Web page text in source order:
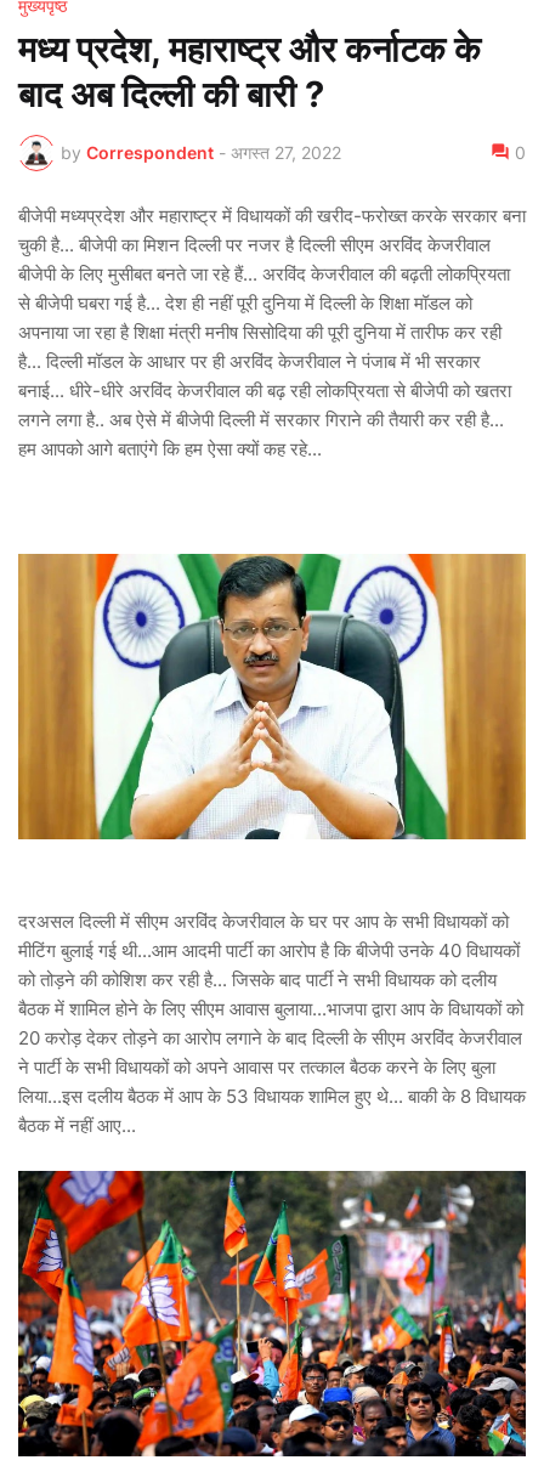
मुख्यपृष्ठ
मध्य प्रदेश, महाराष्ट्र और कर्नाटक के
बाद अब दिल्ली की बारी ?
by Correspondent - अगस्त 27, 2022 0
बीजेपी मध्यप्रदेश और महाराष्ट्र में विधायकों की खरीद-फरोख्त करके सरकार बना
चुकी है... बीजेपी का मिशन दिल्ली पर नजर है दिल्ली सीएम अरविंद केजरीवाल
बीजेपी के लिए मुसीबत बनते जा रहे हैं... अरविंद केजरीवाल की बढ़ती लोकप्रियता
से बीजेपी घबरा गई है... देश ही नहीं पूरी दुनिया में दिल्ली के शिक्षा मॉडल को
अपनाया जा रहा है शिक्षा मंत्री मनीष सिसोदिया की पूरी दुनिया में तारीफ कर रही
है... दिल्ली मॉडल के आधार पर ही अरविंद केजरीवाल ने पंजाब में भी सरकार
बनाई... धीरे-धीरे अरविंद केजरीवाल की बढ़ रही लोकप्रियता से बीजेपी को खतरा
लगने लगा है.. अब ऐसे में बीजेपी दिल्ली में सरकार गिराने की तैयारी कर रही है...
हम आपको आगे बताएंगे कि हम ऐसा क्यों कह रहे...
दरअसल दिल्ली में सीएम अरविंद केजरीवाल के घर पर आप के सभी विधायकों को
मीटिंग बुलाई गई थी...आम आदमी पार्टी का आरोप है कि बीजेपी उनके 40 विधायकों
को तोड़ने की कोशिश कर रही है... जिसके बाद पार्टी ने सभी विधायक को दलीय
बैठक में शामिल होने के लिए सीएम आवास बुलाया...भाजपा द्वारा आप के विधायकों को
20 करोड़ देकर तोड़ने का आरोप लगाने के बाद दिल्ली के सीएम अरविंद केजरीवाल
ने पार्टी के सभी विधायकों को अपने आवास पर तत्काल बैठक करने के लिए बुला
लिया...इस दलीय बैठक में आप के 53 विधायक शामिल हुए थे... बाकी के 8 विधायक
बैठक में नहीं आए...